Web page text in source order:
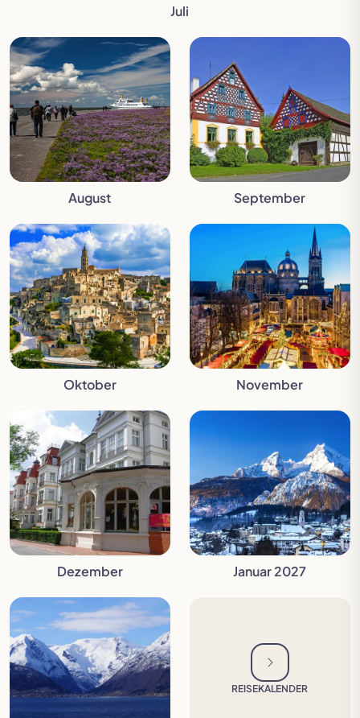
Juli
August September
Oktober November
Dezember Januar 2027
REISEKALENDER